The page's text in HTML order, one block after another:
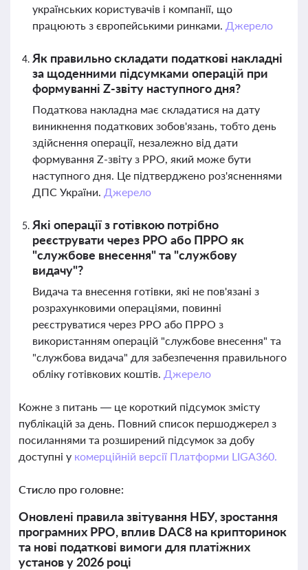
українських користувачів і компанії, що
працюють з європейськими ринками. Джерело
Як правильно складати податкові накладні
за щоденними підсумками операцій при
формуванні Z-звіту наступного дня?
Податкова накладна має складатися на дату
виникнення податкових зобов'язань, тобто день
здійснення операції, незалежно від дати
формування Z-звіту з РРО, який може бути
наступного дня. Це підтверджено роз'ясненнями
ДПС України. Джерело
Які операції з готівкою потрібно
реєструвати через РРО або ПРРО як
"службове внесення" та "службову
видачу"?
Видача та внесення готівки, які не пов'язані з
розрахунковими операціями, повинні
реєструватися через РРО або ПРРО з
використанням операцій "службове внесення" та
"службова видача" для забезпечення правильного
обліку готівкових коштів. Джерело
Кожне з питань — це короткий підсумок змісту
публікацій за день. Повний список першоджерел з
посиланнями та розширений підсумок за добу
доступні у комерційній версії Платформи LIGA360.
Стисло про головне:
Оновлені правила звітування НБУ, зростання
програмних РРО, вплив DAC8 на крипторинок
та нові податкові вимоги для платіжних
установ у 2026 році